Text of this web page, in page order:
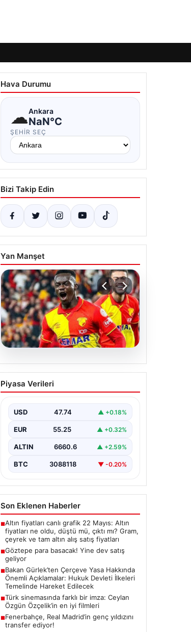
Hava Durumu
☁Ankara
NaN°C
ŞEHIR SEÇ
Bizi Takip Edin
Yan Manşet
07.08.2026
Göztepe para basacak!
Yine dev satış geliyor
Piyasa Verileri
USD 47.74 ▲ +0.18%
EUR 55.25 ▲ +0.32%
ALTIN 6660.6 ▲ +2.59%
BTC 3088118 ▼ -0.20%
Son Eklenen Haberler
■Altın fiyatları canlı grafik 22 Mayıs: Altın
fiyatları ne oldu, düştü mü, çıktı mı? Gram,
çeyrek ve tam altın alış satış fiyatları
■Göztepe para basacak! Yine dev satış
geliyor
■Bakan Gürlek’ten Çerçeve Yasa Hakkında
Önemli Açıklamalar: Hukuk Devleti İlkeleri
Temelinde Hareket Edilecek
■Türk sinemasında farklı bir imza: Ceylan
Özgün Özçelik’in en iyi filmleri
■Fenerbahçe, Real Madrid’in genç yıldızını
transfer ediyor!